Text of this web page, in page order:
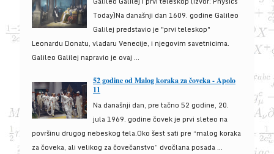
Today)Na današnji dan 1609. godine Galileo
Galilej predstavio je "prvi teleskop"
Leonardu Donatu, vladaru Venecije, i njegovim savetnicima.
Galileo Galilej napravio je ovaj ...
52 godine od Malog koraka za čoveka - Apolo
11
Na današnji dan, pre tačno 52 godine, 20.
jula 1969. godine čovek je prvi sleteo na
površinu drugog nebeskog tela.Oko šest sati pre “malog koraka
za čoveka, ali velikog za čovečanstvo” dvočlana posada ...